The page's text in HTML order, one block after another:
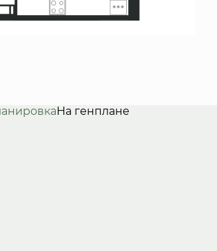
На генплане